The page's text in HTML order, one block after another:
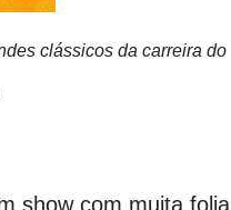
clássicos da carreira do
show com muita folia